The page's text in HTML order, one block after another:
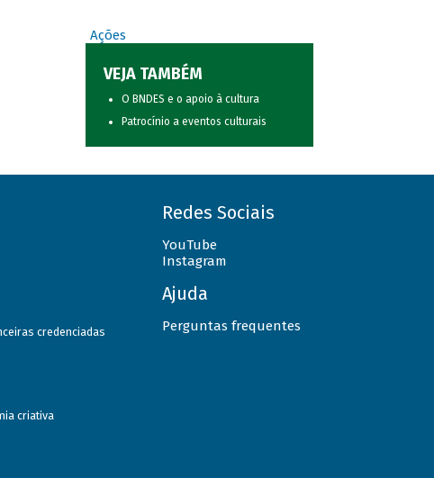
Ações
VEJA TAMBÉM
O BNDES e o apoio à cultura
Patrocínio a eventos culturais
credenciadas
criativa
Redes Sociais
YouTube
Instagram
Ajuda
Perguntas frequentes